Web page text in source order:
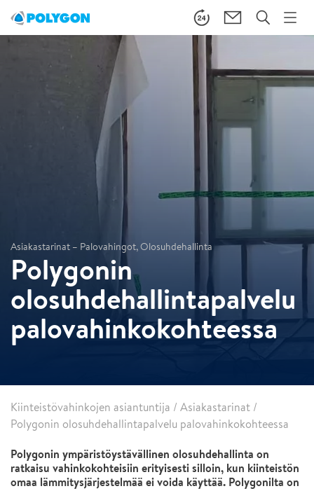
Asiakastarinat – Palovahingot, Olosuhdehallinta
Polygonin
olosuhdehallintapalvelu
palovahinkokohteessa
Kiinteistövahinkojen asiantuntija / Asiakastarinat /
Polygonin olosuhdehallintapalvelu palovahinkokohteessa
Polygonin ympäristöystävällinen olosuhdehallinta on
ratkaisu vahinkokohteisiin erityisesti silloin, kun kiinteistön
omaa lämmitysjärjestelmää ei voida käyttää. Polygonilta on